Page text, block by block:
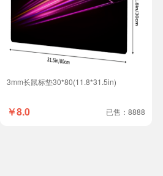
3mm长鼠标垫30*80(11.8*31.5in)
￥8.0 已售：8888